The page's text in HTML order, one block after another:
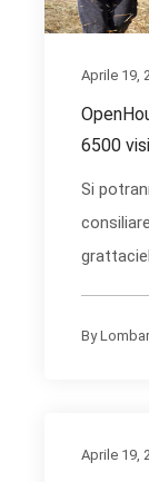
Aprile 19,
6500
Si
By
Aprile 19,